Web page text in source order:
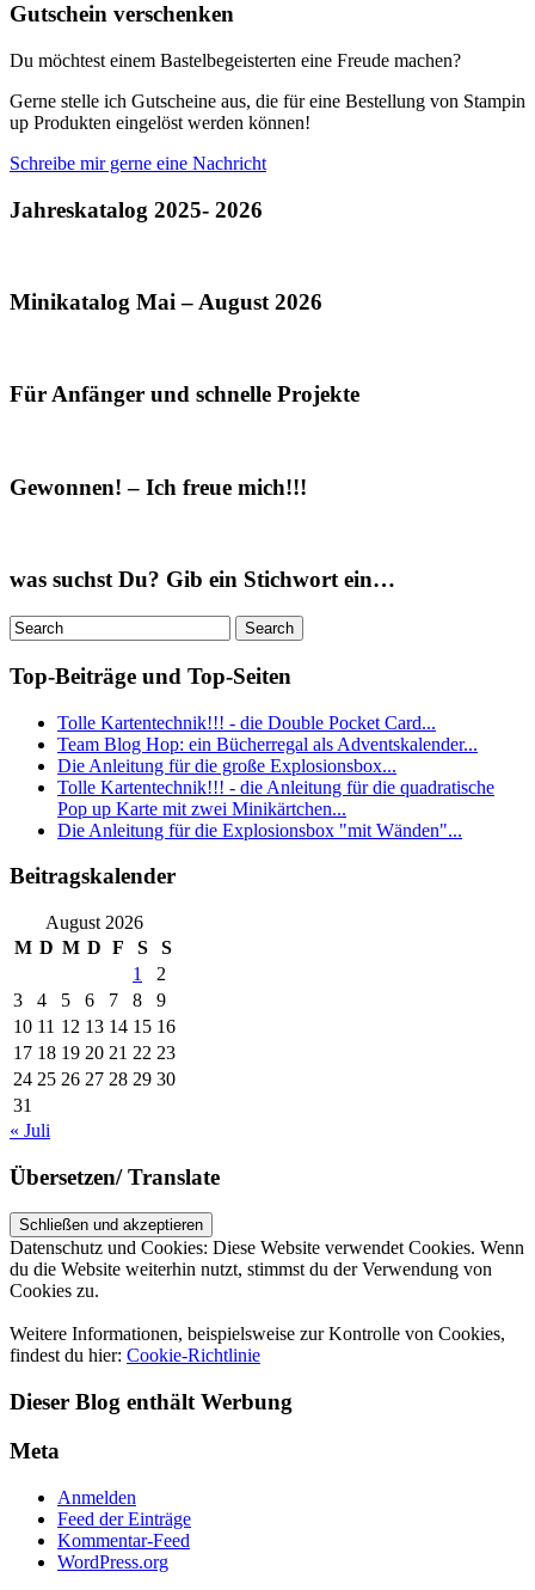
Gutschein verschenken
Du möchtest einem Bastelbegeisterten eine Freude machen?
Gerne stelle ich Gutscheine aus, die für eine Bestellung von Stampin
up Produkten eingelöst werden können!
Schreibe mir gerne eine Nachricht
Jahreskatalog 2025- 2026
Minikatalog Mai – August 2026
Für Anfänger und schnelle Projekte
Gewonnen! – Ich freue mich!!!
was suchst Du? Gib ein Stichwort ein…
Top-Beiträge und Top-Seiten
Tolle Kartentechnik!!! - die Double Pocket Card...
Team Blog Hop: ein Bücherregal als Adventskalender...
Die Anleitung für die große Explosionsbox...
Tolle Kartentechnik!!! - die Anleitung für die quadratische
Pop up Karte mit zwei Minikärtchen...
Die Anleitung für die Explosionsbox "mit Wänden"...
Beitragskalender
August 2026
M D M D F S
S
1
2
3
4 5 6 7 8
9
10 11 12 13 14 15 16
17 18 19 20 21 22 23
24 25 26 27 28 29 30
31
« Juli
Übersetzen/ Translate
Datenschutz und Cookies: Diese Website verwendet Cookies. Wenn
du die Website weiterhin nutzt, stimmst du der Verwendung von
Cookies zu.
Weitere Informationen, beispielsweise zur Kontrolle von Cookies,
findest du hier: Cookie-Richtlinie
Dieser Blog enthält Werbung
Meta
Anmelden
Feed der Einträge
Kommentar-Feed
WordPress.org